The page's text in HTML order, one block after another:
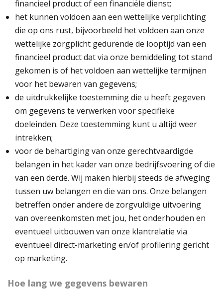
financieel product of een financiële dienst;
het kunnen voldoen aan een wettelijke verplichting
die op ons rust, bijvoorbeeld het voldoen aan onze
wettelijke zorgplicht gedurende de looptijd van een
financieel product dat via onze bemiddeling tot stand
gekomen is of het voldoen aan wettelijke termijnen
voor het bewaren van gegevens;
de uitdrukkelijke toestemming die u heeft gegeven
om gegevens te verwerken voor specifieke
doeleinden. Deze toestemming kunt u altijd weer
intrekken;
voor de behartiging van onze gerechtvaardigde
belangen in het kader van onze bedrijfsvoering of die
van een derde. Wij maken hierbij steeds de afweging
tussen uw belangen en die van ons. Onze belangen
betreffen onder andere de zorgvuldige uitvoering
van overeenkomsten met jou, het onderhouden en
eventueel uitbouwen van onze klantrelatie via
eventueel direct-marketing en/of profilering gericht
op marketing.
Hoe lang we gegevens bewaren